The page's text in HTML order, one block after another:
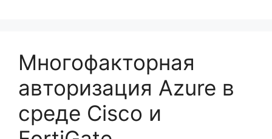
Многофакторная
авторизация Azure в
среде Cisco и